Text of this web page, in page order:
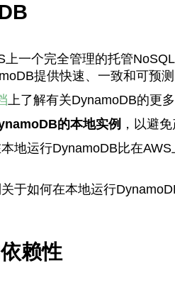
上一个完全管理的托管
提供快速、一致和可预
上了解有关DynamoDB的更
的本地实例 ，以避
地运行DynamoDB比在
于如何在本地运行
赖性